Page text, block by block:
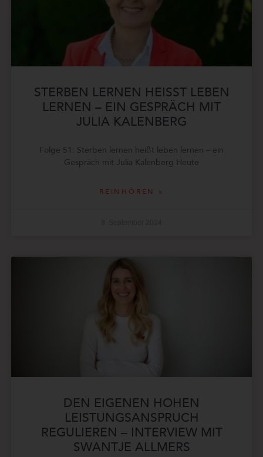
STERBEN LERNEN HEISST LEBEN L
ERNEN – EIN GESPRÄCH MIT J
ULIA KALENBERG
Folge 51: Sterben lernen heißt leben lernen – ein
Gespräch mit Julia Kalenberg Heute
REINHÖREN »
DEN EIGENEN HOHEN
LEISTUNGSANSPRUCH
REGULIEREN – INTERVIEW MIT
SWANTJE ALLMERS